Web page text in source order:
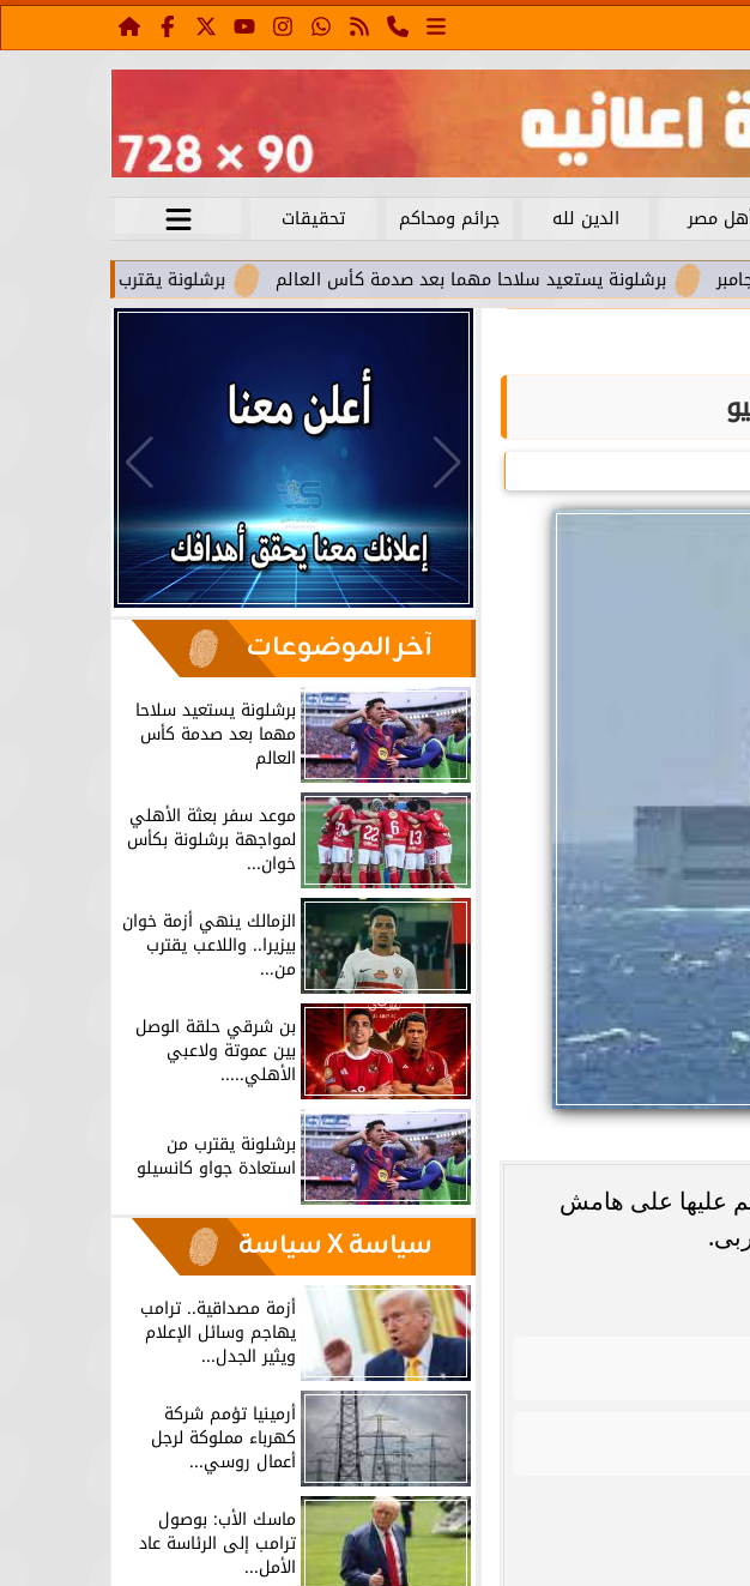
مصر الدين لله جرائم ومحاكم
تحقيقات
برشلونة يقترب من استعادة جواو كانسيلو
يستعيد سلاحا مهما بعد صدمة كأس العالم
رفع العلم عليها على هامش
آخر الموضوعات
برشلونة يستعيد سلاحا
مهما بعد صدمة كأس
العالم
موعد سفر بعثة الأهلي
لمواجهة برشلونة بكأس
خوان...
الزمالك ينهي أزمة خوان
بيزيرا.. واللاعب يقترب
من...
بن شرقي حلقة الوصل
بين عموتة ولاعبي
الأهلي.....
برشلونة يقترب من
استعادة جواو كانسيلو
سياسة X سياسة
أزمة مصداقية.. ترامب
يهاجم وسائل الإعلام
ويثير الجدل...
أرمينيا تؤمم شركة
كهرباء مملوكة لرجل
أعمال روسي...
ماسك الأب: بوصول
ترامب إلى الرئاسة عاد
الأمل...